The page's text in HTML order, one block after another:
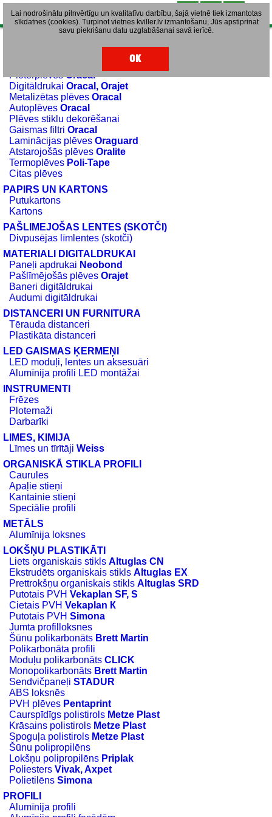
Materiāli
PloterplēvesOracal
Digitāldrukai Oracal, Orajet
Metalizētas plēves Oracal
Autoplēves Oracal
Plēves stiklu dekorēšanai
Gaismas filtri Oracal
Laminācijas plēves Oraguard
Atstarojošās plēves Oralite
Termoplēves Poli-Tape
Citas plēves
PAPIRS UN KARTONS
Putukartons
Kartons
PAŠLIMEJOŠAS LENTES (SKOTČI)
Divpusējas līmlentes (skotči)
MATERIALI DIGITALDRUKAI
Paneļi apdrukai Neobond
Pašlīmējošās plēves Orajet
Baneri digitāldrukai
Audumi digitāldrukai
DISTANCERI UN FURNITURA
Tērauda distanceri
Plastikāta distanceri
LED GAISMAS ĶERMEŅI
LED moduļi, lentes un aksesuāri
Alumīnija profili LED montāžai
INSTRUMENTI
Frēzes
Ploternaži
Darbarīki
LIMES, KIMIJA
Līmes un tīrītāji Weiss
ORGANISKĀ STIKLA PROFILI
Caurules
Apaļie stieņi
Kantainie stieņi
Speciālie profili
METĀLS
Alumīnija loksnes
LOKŠŅU PLASTIKĀTI
Liets organiskais stikls Altuglas CN
Ekstrudēts organiskais stikls Altuglas EX
Prettrokšņu organiskais stikls Altuglas SRD
Putotais PVH Vekaplan SF, S
Cietais PVH Vekaplan К
Putotais PVH Simona
Jumta profilloksnes
Šūnu polikarbonāts Brett Martin
Polikarbonāta profili
Moduļu polikarbonāts CLICK
Monopolikarbonāts Brett Martin
Sendvičpaneļi STADUR
ABS loksnēs
PVH plēves Pentaprint
Caurspīdīgs polistirols Metze Plast
Krāsains polistirols Metze Plast
Spoguļa polistirols Metze Plast
Šūnu polipropilēns
Lokšņu polipropilēns Priplak
Poliesters Vivak, Axpet
Polietilēns Simona
PROFILI
Alumīnija profili
Lai nodrošinātu pilnvērtīgu un kvalitatīvu darbību, šajā vietnē tiek izmantotas
sīkdatnes (cookies). Turpinot vietnes kviller.lv izmantošanu, Jūs apstiprinat
savu piekrišanu datu uzglabāšanai savā ierīcē.
OK